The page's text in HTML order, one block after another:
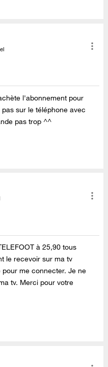
l'abonnement pour
sur le téléphone avec
pas trop ^^
à 25,90 tous
le recevoir sur ma tv
pour me connecter. Je ne
tv. Merci pour votre